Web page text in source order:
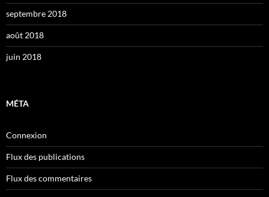
septembre 2018
août 2018
juin 2018
MÉTA
Connexion
Flux des publications
Flux des commentaires